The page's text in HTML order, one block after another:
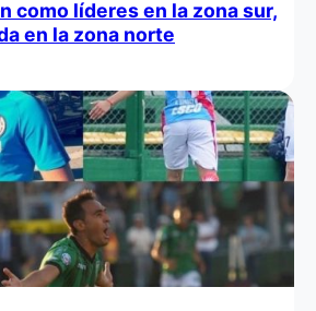
como líderes en la zona sur,
en la zona norte